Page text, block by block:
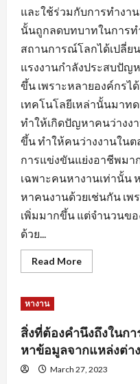
และใช้ร่วมกับการทำงา
นั้นถูกลดบทบาทในการท
สถานการณ์โลกได้เปลี่ย
แรงงานกำลังประสบปัญ
ขึ้น เพราะหลายองค์กรไ
เทคโนโลยีเหล่านั้นมาท
ทำให้เกิดปัญหาคนว่างง
ขึ้น ทำให้คนว่างงานในต
การแข่งขันแย่งอาชีพมา
เฉพาะคนหางานเท่านั้น
หาคนงานด้วยเช่นกัน เ
เพิ่มมากขึ้น แต่จำนวนข
ด้วย...
Read MoreRead
more
สำหรับ
คน
หา
คน
เพื่อ
ให้การ
หางาน
สิ่งที่ต้องคำนึงถึงในก
หาข้อมูลจากแหล่งต่า
March 27, 2023